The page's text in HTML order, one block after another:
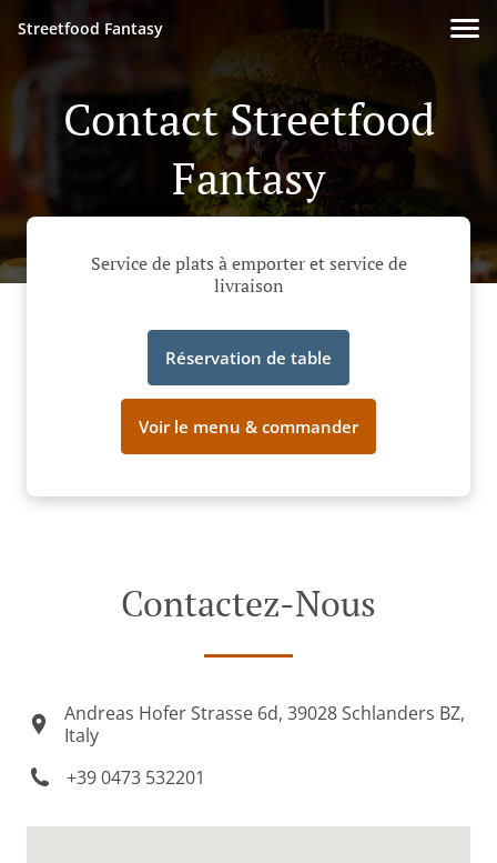
Streetfood Fantasy
Contact Streetfood
Fantasy
Service de plats à emporter et service de
livraison
Réservation de table
Voir le menu & commander
Contactez-Nous
Andreas Hofer Strasse 6d, 39028 Schlanders BZ,
Italy
+39 0473 532201